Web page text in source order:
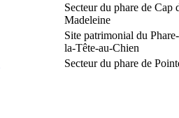
Secteur du phare de Cap
Madeleine
Site patrimonial du
la-Tête-au-Chien
Secteur du phare de